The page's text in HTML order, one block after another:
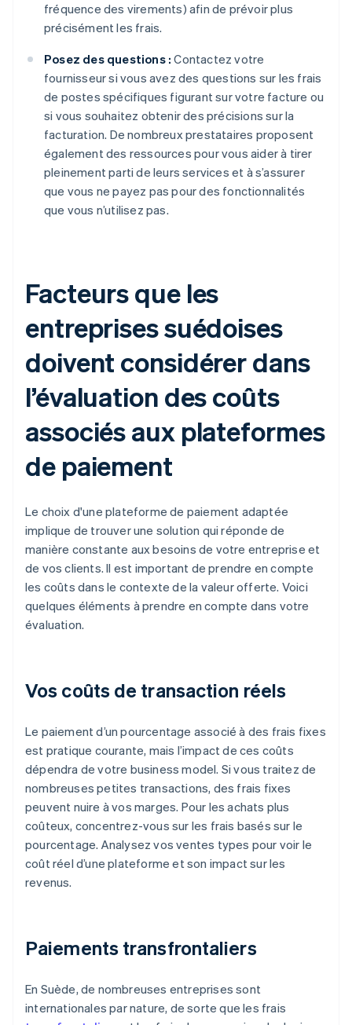
fréquence des virements) afin de prévoir plus
précisément les frais.
Posez des questions : Contactez votre
fournisseur si vous avez des questions sur les frais
de postes spécifiques figurant sur votre facture ou
si vous souhaitez obtenir des précisions sur la
facturation. De nombreux prestataires proposent
également des ressources pour vous aider à tirer
pleinement parti de leurs services et à s’assurer
que vous ne payez pas pour des fonctionnalités
que vous n’utilisez pas.
Facteurs que les
entreprises suédoises
doivent considérer dans
l’évaluation des coûts
associés aux plateformes
de paiement
Le choix d'une plateforme de paiement adaptée
implique de trouver une solution qui réponde de
manière constante aux besoins de votre entreprise et
de vos clients. Il est important de prendre en compte
les coûts dans le contexte de la valeur offerte. Voici
quelques éléments à prendre en compte dans votre
évaluation.
Vos coûts de transaction réels
Le paiement d’un pourcentage associé à des frais fixes
est pratique courante, mais l’impact de ces coûts
dépendra de votre business model. Si vous traitez de
nombreuses petites transactions, des frais fixes
peuvent nuire à vos marges. Pour les achats plus
coûteux, concentrez-vous sur les frais basés sur le
pourcentage. Analysez vos ventes types pour voir le
coût réel d’une plateforme et son impact sur les
revenus.
Paiements transfrontaliers
En Suède, de nombreuses entreprises sont
internationales par nature, de sorte que les frais